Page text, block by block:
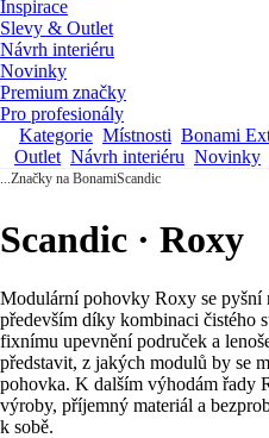
Inspirace
Slevy & Outlet
Návrh interiéru
Novinky
Premium značky
Pro profesionály
Kategorie Místnosti Bonami
Outlet Návrh interiéru Novinky
...Značky na BonamiScandic
Scandic · Roxy
Modulární pohovky Roxy se pyšní
především díky kombinaci čistého
fixnímu upevnění područek a
představit, z jakých modulů by se
pohovka. K dalším výhodám řady
výroby, příjemný materiál a
k sobě.